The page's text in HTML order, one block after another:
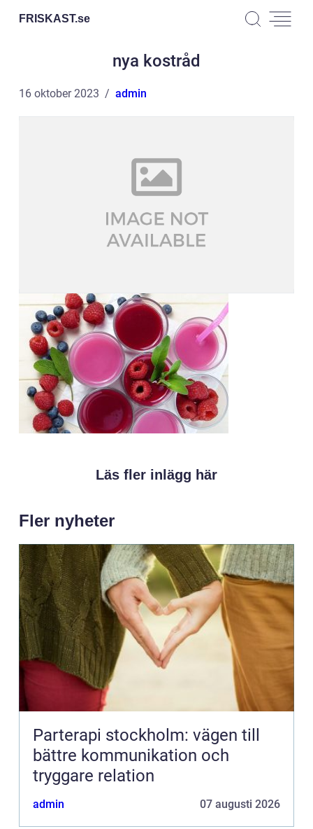
FRISKAST.se
nya kostråd
16 oktober 2023 admin
Läs fler inlägg här
Fler nyheter
Parterapi stockholm: vägen till
bättre kommunikation och
tryggare relation
admin 07 augusti 2026